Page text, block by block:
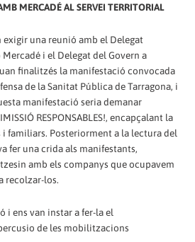
MERCADÉ AL SERVEI TERRITORIAL
exigir una reunió amb el Delegat
i el Delegat del Govern a
finalitzés la manifestació convocada
de la Sanitat Pública de Tarragona, i
manifestació seria demanar
RESPONSABLES!, encapçalant la
familiars. Posteriorment a la lectura del
fer una crida als manifestants,
amb els companys que ocupavem
recolzar-los.
i ens van instar a fer-la el
de les mobilitzacions